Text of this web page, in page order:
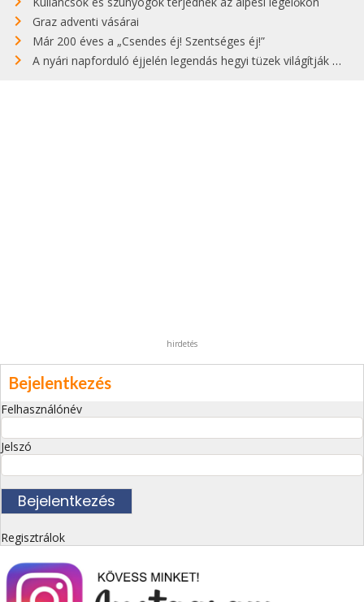
Graz adventi vásárai
Már 200 éves a „Csendes éj! Szentséges éj!”
A nyári napforduló éjjelén legendás hegyi tüzek világítják meg Zugspitzét
hirdetés
Bejelentkezés
Felhasználónév
Jelszó
Regisztrálok